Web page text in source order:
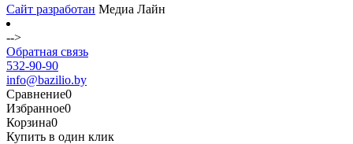
Сайт разработан Медиа Лайн
-->
Обратная связь
532-90-90
info@bazilio.by
Сравнение0
Избранное0
Корзина0
Купить в один клик